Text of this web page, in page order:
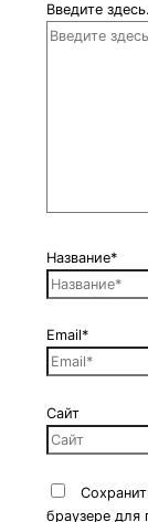
Введите
Название*
Email*
Сайт
браузере